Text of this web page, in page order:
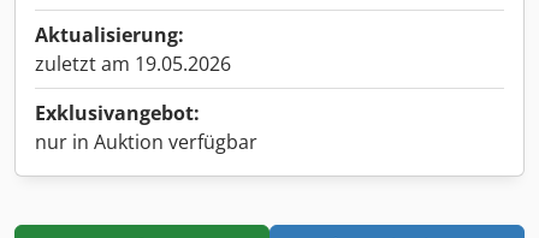
Aktualisierung:
zuletzt am 19.05.2026
Exklusivangebot:
nur in Auktion verfügbar